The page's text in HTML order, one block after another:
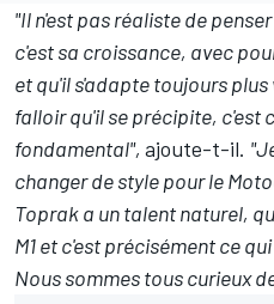
"Il n'est pas réaliste de
c'est sa croissance, avec
et qu'il s'adapte toujours plus
falloir qu'il se précipite, c'est
fondamental", ajoute-t-il.
changer de style pour le
Toprak a un talent naturel,
M1 et c'est précisément ce
Nous sommes tous curieux